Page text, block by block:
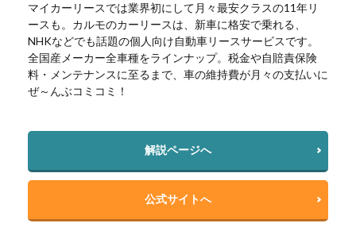
マイカーリースでは業界初にして月々最安クラスの11年リ
ースも。カルモのカーリースは、新車に格安で乗れる、
NHKなどでも話題の個人向け自動車リースサービスです。
全国産メーカー全車種をラインナップ。税金や自賠責保険
料・メンテナンスに至るまで、車の維持費が月々の支払いに
ぜ～んぶコミコミ！
解説ページへ
公式サイトへ